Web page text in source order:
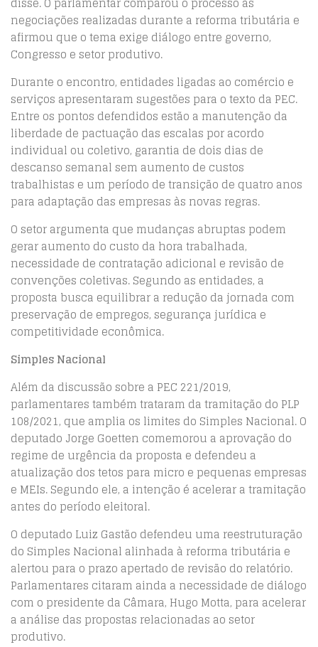
negociações realizadas durante a reforma tributária e
afirmou que o tema exige diálogo entre governo,
Congresso e setor produtivo.
Durante o encontro, entidades ligadas ao comércio e
serviços apresentaram sugestões para o texto da PEC.
Entre os pontos defendidos estão a manutenção da
liberdade de pactuação das escalas por acordo
individual ou coletivo, garantia de dois dias de
descanso semanal sem aumento de custos
trabalhistas e um período de transição de quatro anos
para adaptação das empresas às novas regras.
O setor argumenta que mudanças abruptas podem
gerar aumento do custo da hora trabalhada,
necessidade de contratação adicional e revisão de
convenções coletivas. Segundo as entidades, a
proposta busca equilibrar a redução da jornada com
preservação de empregos, segurança jurídica e
competitividade econômica.
Simples Nacional
Além da discussão sobre a PEC 221/2019,
parlamentares também trataram da tramitação do PLP
108/2021, que amplia os limites do Simples Nacional. O
deputado Jorge Goetten comemorou a aprovação do
regime de urgência da proposta e defendeu a
atualização dos tetos para micro e pequenas empresas
e MEIs. Segundo ele, a intenção é acelerar a tramitação
antes do período eleitoral.
O deputado Luiz Gastão defendeu uma reestruturação
do Simples Nacional alinhada à reforma tributária e
alertou para o prazo apertado de revisão do relatório.
Parlamentares citaram ainda a necessidade de diálogo
com o presidente da Câmara, Hugo Motta, para acelerar
a análise das propostas relacionadas ao setor
produtivo.